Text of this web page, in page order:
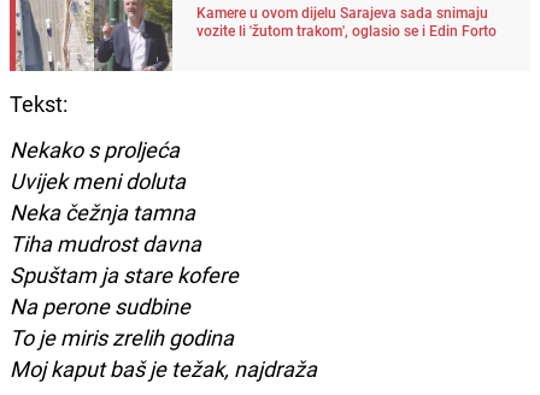
Kamere u ovom dijelu Sarajeva sada snimaju
vozite li 'žutom trakom', oglasio se i Edin Forto
Tekst:
Nekako s proljeća
Uvijek meni doluta
Neka čežnja tamna
Tiha mudrost davna
Spuštam ja stare kofere
Na perone sudbine
To je miris zrelih godina
Moj kaput baš je težak, najdraža